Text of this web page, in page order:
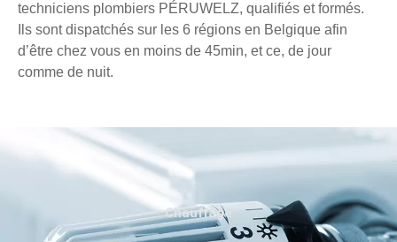
techniciens plombiers PÉRUWELZ, qualifiés et formés.
Ils sont dispatchés sur les 6 régions en Belgique afin
d’être chez vous en moins de 45min, et ce, de jour
comme de nuit.
Chauffage